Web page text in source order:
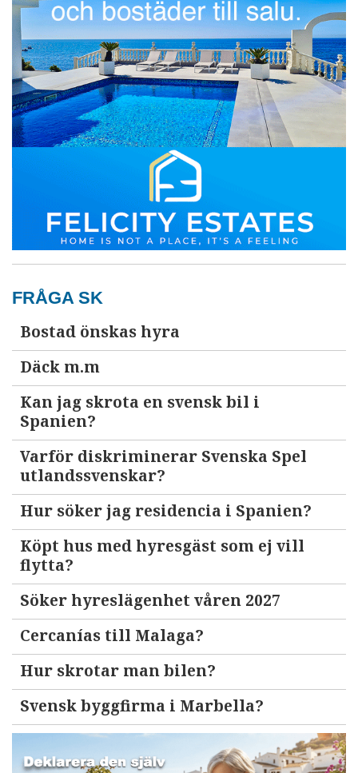
FRÅGA SK
Bostad önskas hyra
Däck m.m
Kan jag skrota en svensk bil i
Spanien?
Varför diskriminerar Svenska Spel
utlandssvenskar?
Hur söker jag residencia i Spanien?
Köpt hus med hyresgäst som ej vill
flytta?
Söker hyreslägenhet våren 2027
Cercanías till Malaga?
Hur skrotar man bilen?
Svensk byggfirma i Marbella?